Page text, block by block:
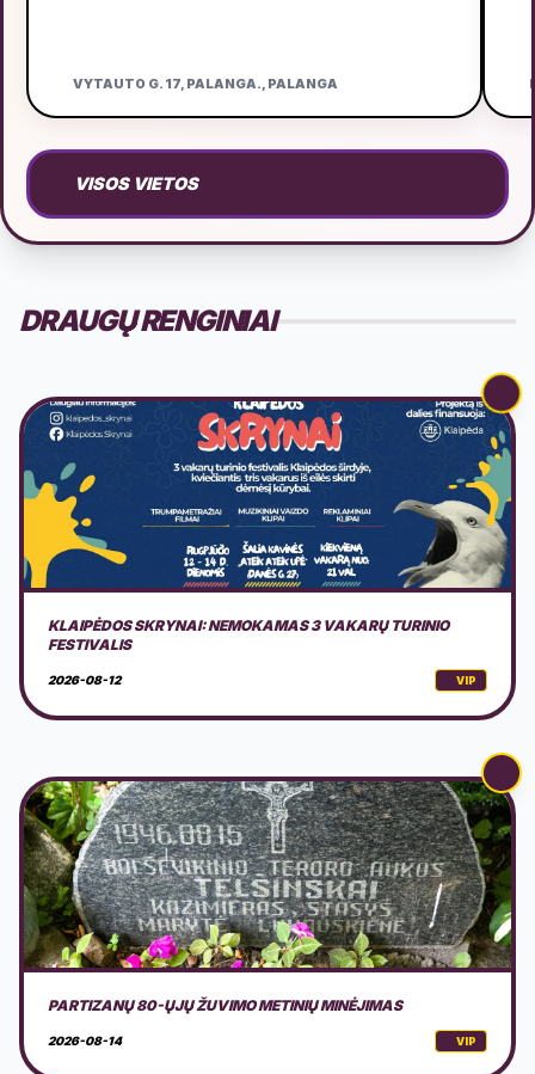
VYTAUTO G. 17, PALANGA., PALANGA
VISOS VIETOS
DRAUGŲ RENGINIAI
PARTIZANŲ 80-ŲJŲ ŽUVIMO METINIŲ MINĖJIMAS